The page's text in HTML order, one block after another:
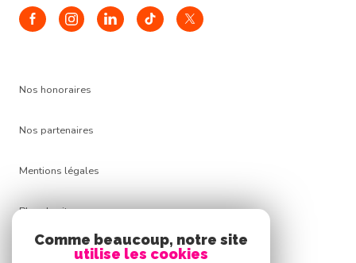
Nos honoraires
Nos partenaires
Mentions légales
Plan du site
Comme beaucoup, notre site
utilise les cookies